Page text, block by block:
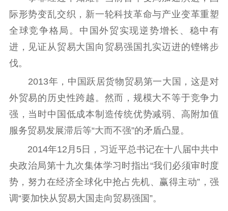
新闻宣传
主题宣传 对外宣传
新闻发布
文化文艺
精品生产 文化惠民
文化传承
文化交流
体制改革
文化产业
紫金文化艺术节
品牌活动 紫艺舞台
精神文明
文明创建 文明实践
际形势变乱交织，新一轮科技革命与产业变革重塑
全球竞争格局。中国外贸实现逆势增长、稳中有
进，见证从贸易大国向贸易强国扎实迈进的铿锵步
伐。
2013年，中国跃居货物贸易第一大国，这是对
外贸易的历史性跨越。然而，规模大不等于竞争力
强，当时中国低成本制造传统优势减弱、高附加值
服务贸易发展滞后等“大而不强”的矛盾凸显。
2014年12月5日，习近平总书记在十八届中共中
央政治局第十九次集体学习时指出“我们必须审时度
势，努力在经济全球化中抢占先机、赢得主动”，强
调“要加快从贸易大国走向贸易强国”。